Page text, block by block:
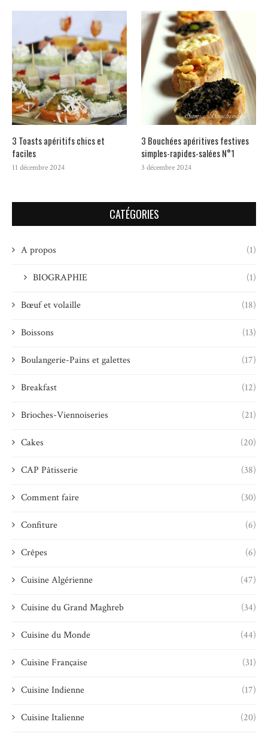
3 Toasts apéritifs chics et
faciles
11 décembre 2024
3 Bouchées apéritives festives
simples-rapides-salées N°1
3 décembre 2024
CATÉGORIES
A propos (1)
BIOGRAPHIE (1)
Bœuf et volaille (18)
Boissons (13)
Boulangerie-Pains et galettes (17)
Breakfast (12)
Brioches-Viennoiseries (21)
Cakes (20)
CAP Pâtisserie (38)
Comment faire (30)
Confiture (6)
Crêpes (6)
Cuisine Algérienne (47)
Cuisine du Grand Maghreb (34)
Cuisine du Monde (44)
Cuisine Française (31)
Cuisine Indienne (17)
Cuisine Italienne (20)